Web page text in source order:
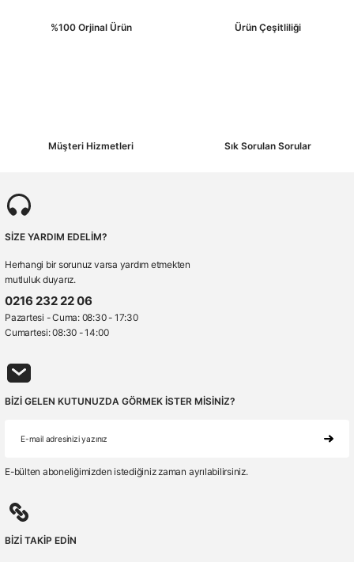
%100 Orjinal Ürün Ürün Çeşitliliği
Müşteri Hizmetleri Sık Sorulan Sorular
SİZE YARDIM EDELİM?
Herhangi bir sorunuz varsa yardım etmekten
mutluluk duyarız.
0216 232 22 06
Pazartesi - Cuma: 08:30 - 17:30
Cumartesi: 08:30 - 14:00
BİZİ GELEN KUTUNUZDA GÖRMEK İSTER MİSİNİZ?
E-bülten aboneliğimizden istediğiniz zaman ayrılabilirsiniz.
BİZİ TAKİP EDİN